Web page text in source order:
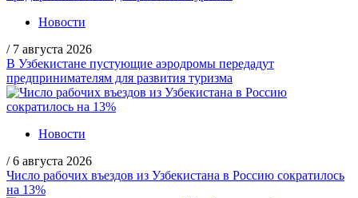
Новости
/ 7 августа 2026
В Узбекистане пустующие аэродромы передадут
предпринимателям для развития туризма
Новости
/ 6 августа 2026
Число рабочих въездов из Узбекистана в Россию сократилось
на 13%